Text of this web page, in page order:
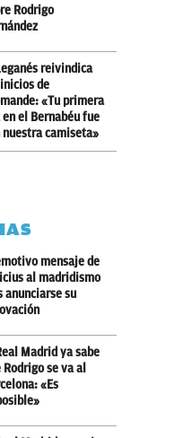
Rodrigo
reivindica
inicios de
«Tu primera
en el Bernabéu fue
nuestra camiseta»
mensaje de
al madridismo
anunciarse su
Madrid ya sabe
Rodrigo se va al
«Es